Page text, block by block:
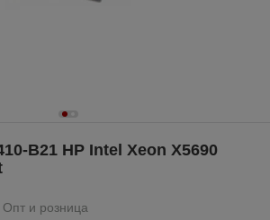
B21 HP Intel Xeon X5690
Опт и розница